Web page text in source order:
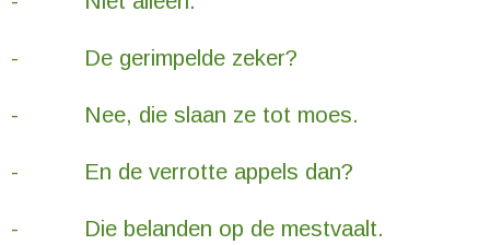
- De gerimpelde zeker?
- Nee, die slaan ze tot moes.
- En de verrotte appels dan?
- Die belanden op de mestvaalt.